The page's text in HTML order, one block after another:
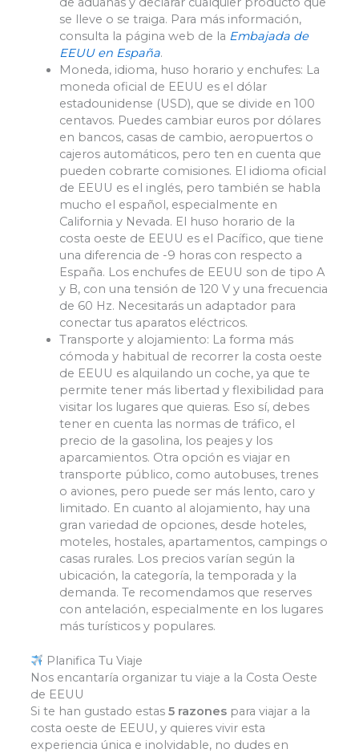
se lleve o se traiga. Para más información,
consulta la página web de la Embajada de
EEUU en España.
Moneda, idioma, huso horario y enchufes: La
moneda oficial de EEUU es el dólar
estadounidense (USD), que se divide en 100
centavos. Puedes cambiar euros por dólares
en bancos, casas de cambio, aeropuertos o
cajeros automáticos, pero ten en cuenta que
pueden cobrarte comisiones. El idioma oficial
de EEUU es el inglés, pero también se habla
mucho el español, especialmente en
California y Nevada. El huso horario de la
costa oeste de EEUU es el Pacífico, que tiene
una diferencia de -9 horas con respecto a
España. Los enchufes de EEUU son de tipo A
y B, con una tensión de 120 V y una frecuencia
de 60 Hz. Necesitarás un adaptador para
conectar tus aparatos eléctricos.
Transporte y alojamiento: La forma más
cómoda y habitual de recorrer la costa oeste
de EEUU es alquilando un coche, ya que te
permite tener más libertad y flexibilidad para
visitar los lugares que quieras. Eso sí, debes
tener en cuenta las normas de tráfico, el
precio de la gasolina, los peajes y los
aparcamientos. Otra opción es viajar en
transporte público, como autobuses, trenes
o aviones, pero puede ser más lento, caro y
limitado. En cuanto al alojamiento, hay una
gran variedad de opciones, desde hoteles,
moteles, hostales, apartamentos, campings o
casas rurales. Los precios varían según la
ubicación, la categoría, la temporada y la
demanda. Te recomendamos que reserves
con antelación, especialmente en los lugares
más turísticos y populares.
Planifica Tu Viaje
Nos encantaría organizar tu viaje a la Costa Oeste
de EEUU
Si te han gustado estas 5 razonespara viajar a la
costa oeste de EEUU, y quieres vivir esta
experiencia única e inolvidable, no dudes en